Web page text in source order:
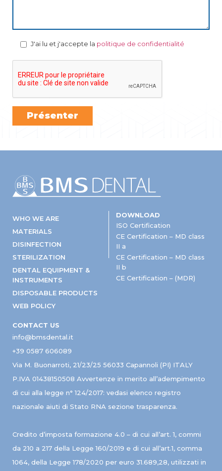
J'ai lu et j'accepte la politique de confidentialité
WHO WE ARE
MATERIALS
DISINFECTION
STERILIZATION
DENTAL EQUIPMENT &
INSTRUMENTS
DISPOSABLE PRODUCTS
WEB POLICY
DOWNLOAD
ISO Certification
CE Certification – MD class
II a
CE Certification – MD class
II b
CE Certification – (MDR)
CONTACT US
info@bmsdental.it
+39 0587 606089
Via M. Buonarroti, 21/23/25 56033 Capannoli (PI) ITALY
P.IVA 01438150508 Avvertenze in merito all’adempimento
di cui alla legge n° 124/2017: vedasi elenco registro
nazionale aiuti di Stato RNA sezione trasparenza.
Credito d’imposta formazione 4.0 – di cui all’art. 1, commi
da 210 a 217 della Legge 160/2019 e di cui all’art.1, comma
1064, della Legge 178/2020 per euro 31.689,28, utilizzati in